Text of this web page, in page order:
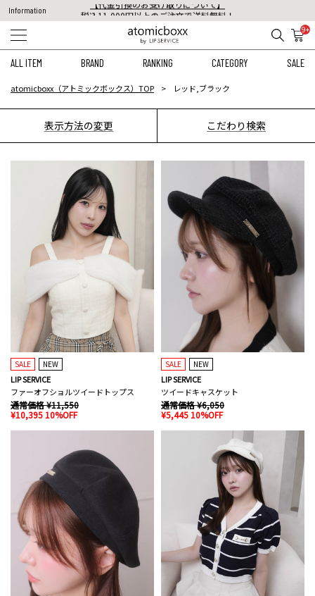
Information
税込11,000円以上のご注文で送料無料！
【重要】予約商品のお支払い方法（代金引換）変更に関するお知らせ
9+
ALL ITEM BRAND RANKING CATEGORY SALE
atomicboxx（アトミックボックス）TOP レッド,ブラック
表示方法の変更 こだわり検索
SALE NEW
LIP SERVICE
ファーオフショルツイードトップス
通常価格 ¥11,550
¥10,395 10%OFF
SALE NEW
LIP SERVICE
ツイードキャスケット
通常価格 ¥6,050
¥5,445 10%OFF